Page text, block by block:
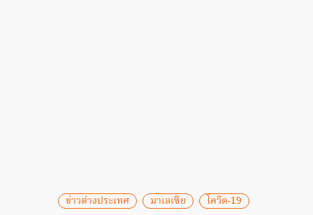
ข่าวต่างประเทศ มาเลเซีย โควิด-19